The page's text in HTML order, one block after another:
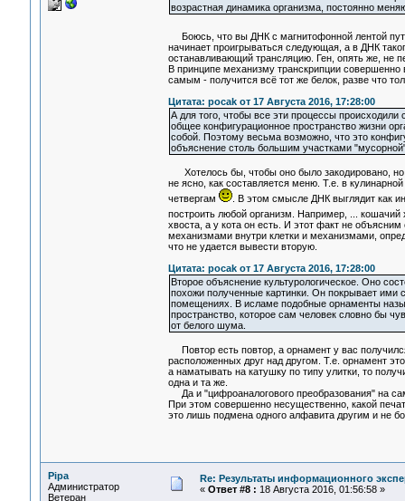
возрастная динамика организма, постоянно
Боюсь, что вы ДНК с магнитофонной лентой
начинает проигрываться следующая, а в ДНК
останавливающий трансляцию. Ген, опять же, не
В принципе механизму транскрипции совершенно
самым - получится всё тот же белок, разве что
Цитата: pocak от 17 Августа 2016, 17:28:00
А для того, чтобы все эти процессы
общее конфигурационное пространство жизни
собой. Поэтому весьма возможно, что это
объяснение столь большим участками
Хотелось бы, чтобы оно было закодировано, но
не ясно, как составляется меню. Т.е. в
четвергам
. В этом смысле ДНК выглядит как
построить любой организм. Например, ... кошачий
хвоста, а у кота он есть. И этот факт не
механизмами внутри клетки и механизмами,
что не удается вывести вторую.
Цитата: pocak от 17 Августа 2016, 17:28:00
Второе объяснение культурологическое. Оно
похожи полученные картинки. Он покрывает ими
помещениях. В исламе подобные орнаменты
пространство, которое сам человек словно бы
от белого шума.
Повтор есть повтор, а орнамент у вас
расположенных друг над другом. Т.е. орнамент
а наматывать на катушку по типу улитки, то
одна и та же.
Да и "цифроаналогового преобразования" на
При этом совершенно несущественно, какой
это лишь подмена одного алфавита другим и не
Pipa
Администратор
Ветеран
Re: Результаты информационного
« Ответ #8 : 18 Августа 2016, 01:56:58 »